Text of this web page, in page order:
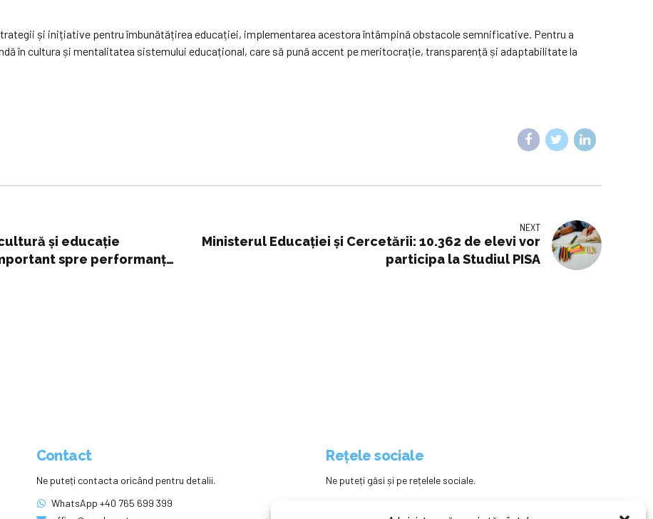
și inițiative pentru îmbunătățirea educației, implementarea acestora întâmpină obstacole semnificative. Pentru a
în cultura și mentalitatea sistemului educațional, care să pună accent pe meritocrație, transparență și adaptabilitate la
și educație
spre performanță
NEXT
Ministerul Educației și Cercetării: 10.362 de elevi vor
participa la Studiul PISA
Contact
Ne puteți contacta oricând pentru detalii.
WhatsApp +40 765 699 399
Rețele sociale
Ne puteți găsi și pe rețelele sociale.